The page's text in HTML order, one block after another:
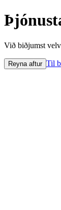
Við biðjumst
Reyna aftur Til